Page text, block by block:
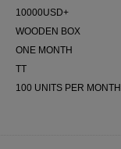
10000USD+
WOODEN BOX
ONE MONTH
TT
100 UNITS PER MONTH